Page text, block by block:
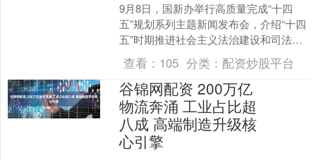
9月8日，国新办举行高质量完成“十四
五”规划系列主题新闻发布会，介绍“十四
五”时期推进社会主义法治建设和司法行
政工作，服务经济社会高质量发展有关
情况。 司法部部....
查看： 105 分类： 配资炒股平台
谷锦网配资 200万亿
物流奔涌 工业占比超
八成 高端制造升级核
心引擎